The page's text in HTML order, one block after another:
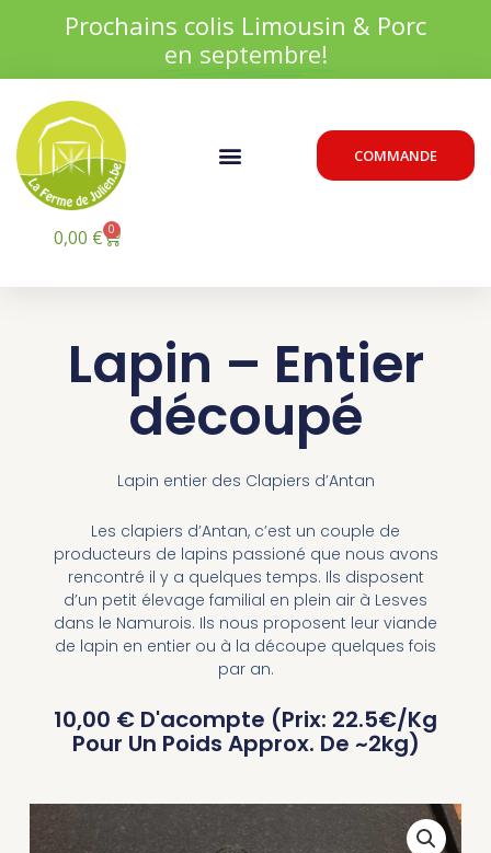
Prochains colis Limousin & Porc
en septembre!
Menu COMMANDE
0,00 € 0
Panier
Lapin – Entier
découpé
Lapin entier des Clapiers d’Antan
Les clapiers d’Antan, c’est un couple de
producteurs de lapins passioné que nous avons
rencontré il y a quelques temps. Ils disposent
d’un petit élevage familial en plein air à Lesves
dans le Namurois. Ils nous proposent leur viande
de lapin en entier ou à la découpe quelques fois
par an.
10,00 € D'acompte (Prix: 22.5€/kg
Pour Un Poids Approx. De ~2kg)